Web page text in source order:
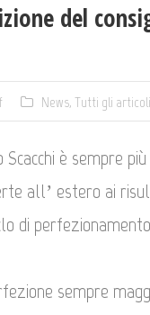
del
News, Tutti gli articoli
è sempre
all’ estero ai
di
sempre